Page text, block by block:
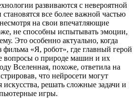
развиваются с невероятной
все более важной частью
на свои впечатляющие
не способны испытывать эмоции,
Это особенно актуально, когда
«Я, робот», где главный герой
вопросы о природе машин и их
Вселенная, похоже, ответила на
что нейросети могут
искусства, решать сложные задачи и
игры.